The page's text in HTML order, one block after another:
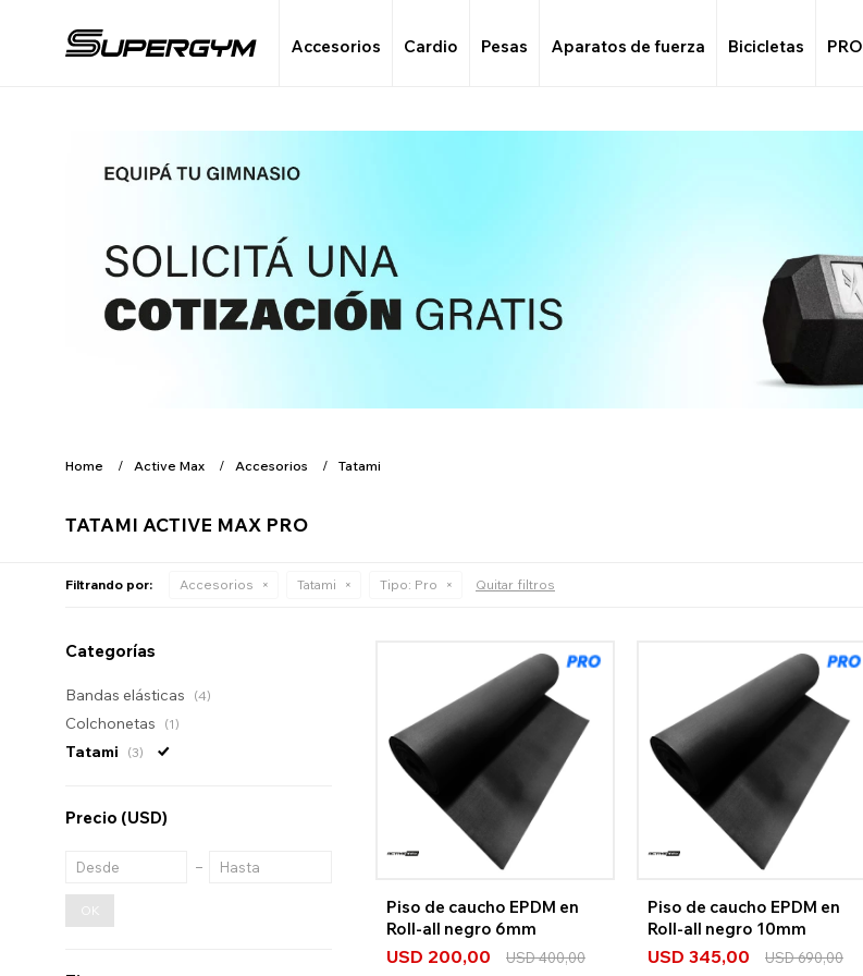
Accesorios Cardio Pesas Aparatos de fuerza Bicicletas PRO
Home Active Max Accesorios Tatami
TATAMI ACTIVE MAX PRO
Filtrando por: Accesorios Tatami Tipo: Pro Quitar filtros
Piso de caucho EPDM en
Roll-all negro 6mm
USD 200,00 USD400,00
Piso de caucho EPDM en
Roll-all negro 10mm
USD 345,00 USD690,00
Categorías
Bandas elásticas (4)
Colchonetas (1)
Tatami (3)
Precio (USD)
OK